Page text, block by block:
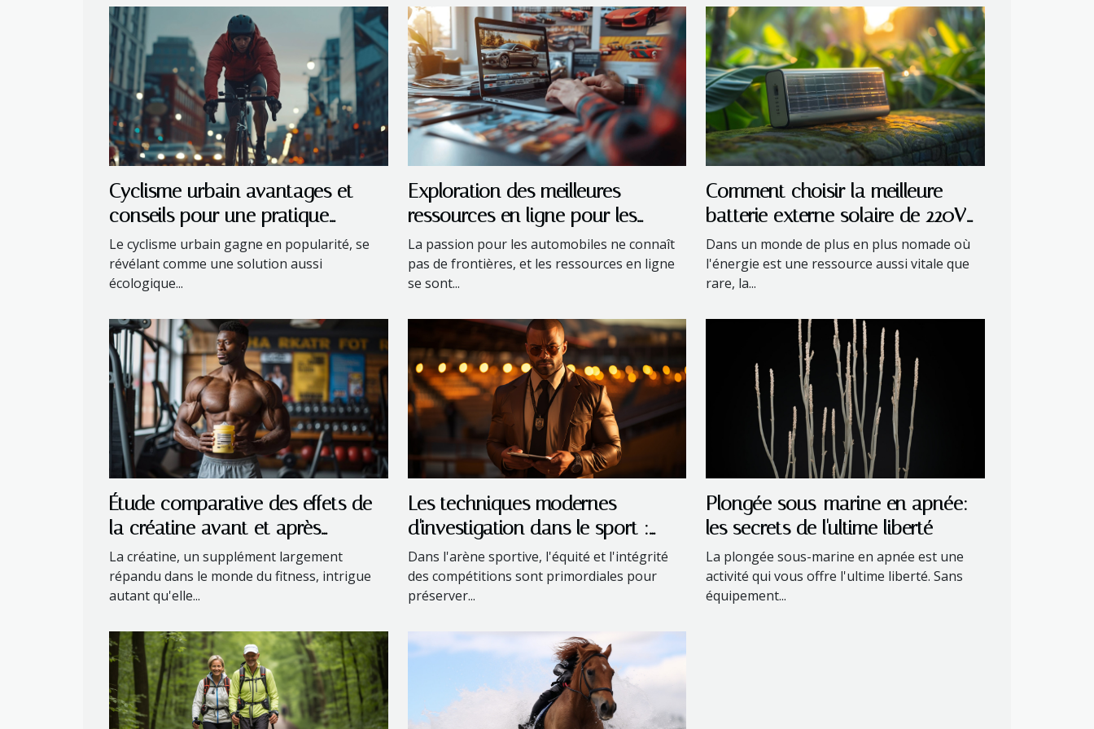
Cyclisme urbain avantages et
conseils pour une pratique
sécuritaire
Le cyclisme urbain gagne en popularité, se
révélant comme une solution aussi
écologique...
Exploration des meilleures
ressources en ligne pour les
passionnés de voitures
La passion pour les automobiles ne connaît
pas de frontières, et les ressources en ligne
se sont...
Comment choisir la meilleure
batterie externe solaire de 220V
pour vos besoins
Dans un monde de plus en plus nomade où
l'énergie est une ressource aussi vitale que
rare, la...
Étude comparative des effets de
la créatine avant et après
l'entraînement
La créatine, un supplément largement
répandu dans le monde du fitness, intrigue
autant qu'elle...
Les techniques modernes
d'investigation dans le sport :
Comment les détectives privés
contribuent à l'intégrité des
compétitions
Dans l'arène sportive, l'équité et l'intégrité
des compétitions sont primordiales pour
préserver...
Plongée sous-marine en apnée:
les secrets de l'ultime liberté
La plongée sous-marine en apnée est une
activité qui vous offre l'ultime liberté. Sans
équipement...